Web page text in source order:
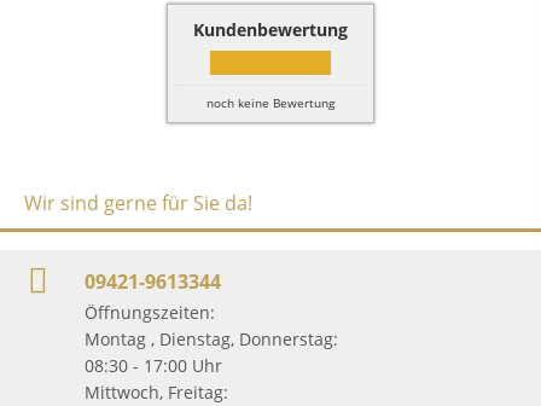
Kundenbewertung
noch keine Bewertung
Wir sind gerne für Sie da!
09421-9613344
Öffnungszeiten:
Montag , Dienstag, Donnerstag:
08:30 - 17:00 Uhr
Mittwoch, Freitag: